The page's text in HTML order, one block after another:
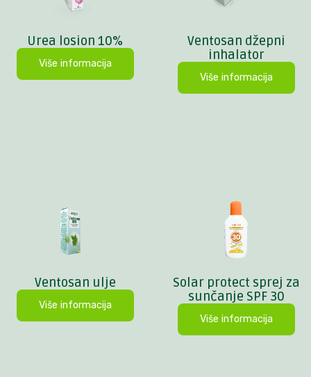
Urea losion 10%
Više informacija
Ventosan džepni
inhalator
Više informacija
Ventosan ulje
Više informacija
Solar protect sprej za
sunčanje SPF 30
Više informacija